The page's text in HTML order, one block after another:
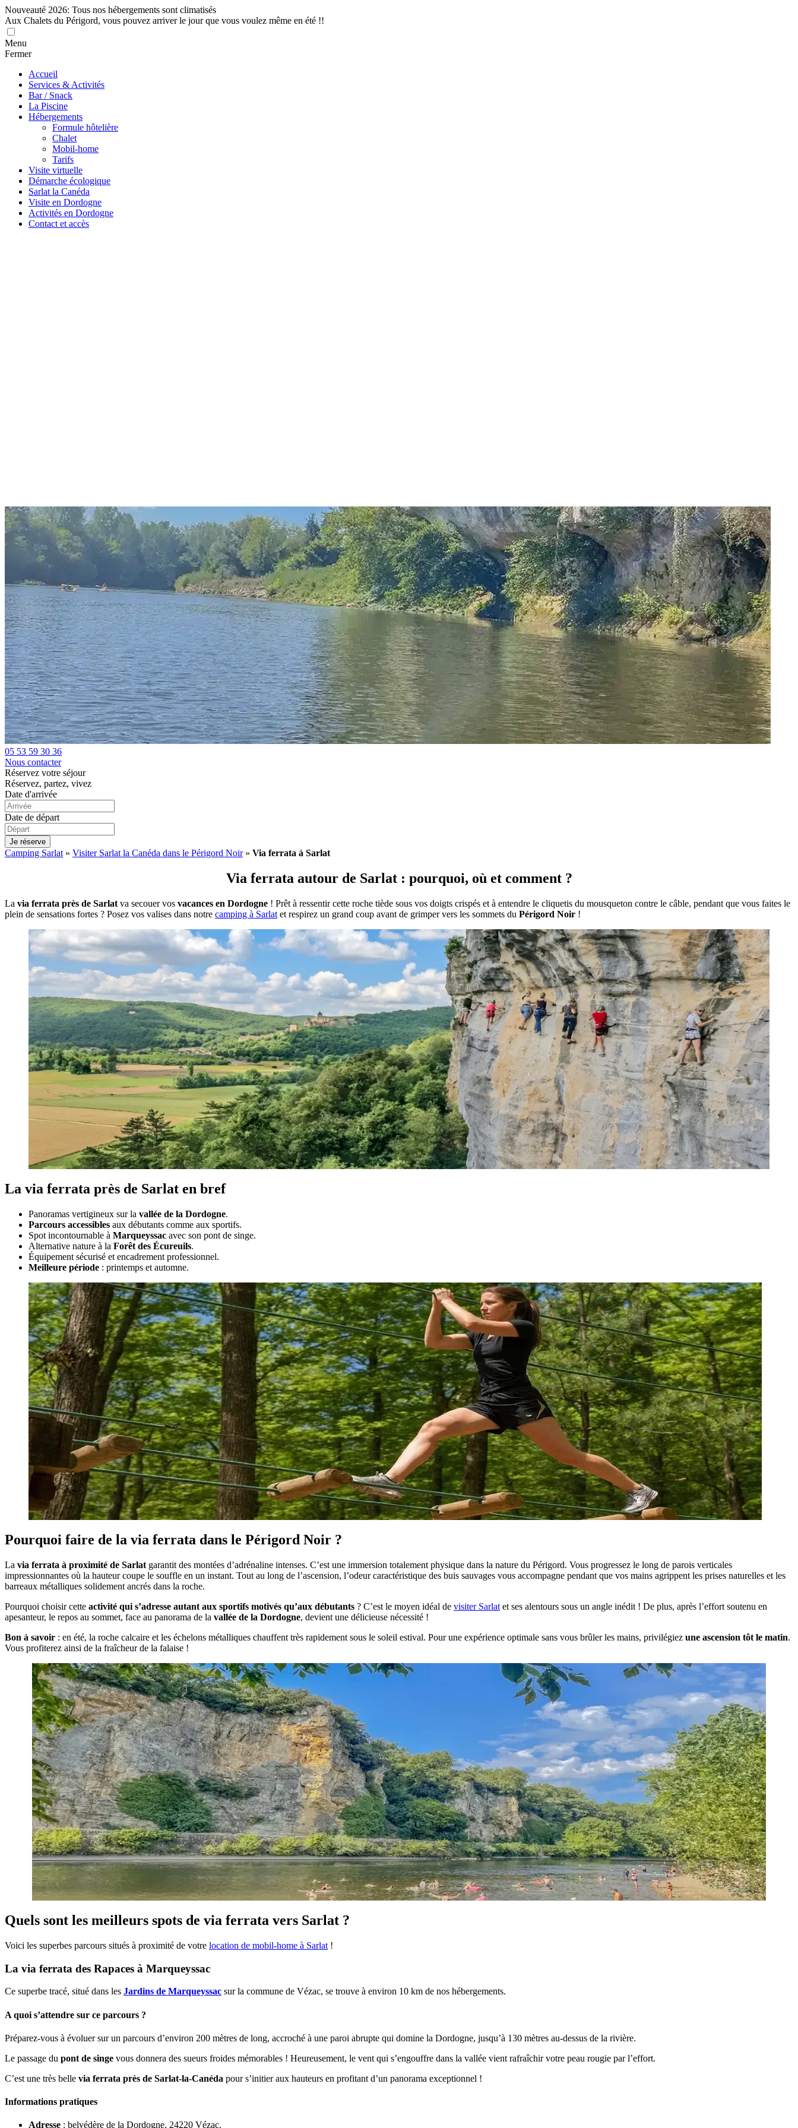
Nouveauté 2026: Tous nos hébergements sont climatisés
Aux Chalets du Périgord, vous pouvez arriver le jour que vous voulez même en été !!
Menu
Fermer
Accueil
Services & Activités
Bar / Snack
La Piscine
Hébergements
Formule hôtelière
Chalet
Mobil-home
Tarifs
Visite virtuelle
Démarche écologique
Sarlat la Canéda
Visite en Dordogne
Activités en Dordogne
Contact et accès
05 53 59 30 36
Nous contacter
Réservez votre séjour
Réservez, partez, vivez
Date d'arrivée
Date de départ
Je réserve
Camping Sarlat » Visiter Sarlat la Canéda dans le Périgord Noir» Via ferrata à Sarlat
Via ferrata autour de Sarlat : pourquoi, où et comment ?
La via ferrata près de Sarlat va secouer vos vacances en Dordogne ! Prêt à ressentir cette roche tiède sous vos doigts crispés et à entendre le cliquetis du mousqueton contre le câble, pendant que vous faites le
plein de sensations fortes ? Posez vos valises dans notre camping à Sarlat et respirez un grand coup avant de grimper vers les sommets du Périgord Noir !
La via ferrata près de Sarlat en bref
Panoramas vertigineux sur la vallée de la Dordogne.
Parcours accessibles aux débutants comme aux sportifs.
Spot incontournable à Marqueyssac avec son pont de singe.
Alternative nature à la Forêt des Écureuils.
Équipement sécurisé et encadrement professionnel.
Meilleure période : printemps et automne.
Pourquoi faire de la via ferrata dans le Périgord Noir ?
La via ferrata à proximité de Sarlat garantit des montées d’adrénaline intenses. C’est une immersion totalement physique dans la nature du Périgord. Vous progressez le long de parois verticales
impressionnantes où la hauteur coupe le souffle en un instant. Tout au long de l’ascension, l’odeur caractéristique des buis sauvages vous accompagne pendant que vos mains agrippent les prises naturelles et les
barreaux métalliques solidement ancrés dans la roche.
Pourquoi choisir cette activité qui s’adresse autant aux sportifs motivés qu’aux débutants ? C’est le moyen idéal de visiter Sarlat et ses alentours sous un angle inédit ! De plus, après l’effort soutenu en
apesanteur, le repos au sommet, face au panorama de la vallée de la Dordogne, devient une délicieuse nécessité !
Bon à savoir : en été, la roche calcaire et les échelons métalliques chauffent très rapidement sous le soleil estival. Pour une expérience optimale sans vous brûler les mains, privilégiez une ascension tôt le matin.
Vous profiterez ainsi de la fraîcheur de la falaise !
Quels sont les meilleurs spots de via ferrata vers Sarlat ?
Voici les superbes parcours situés à proximité de votre location de mobil-home à Sarlat !
La via ferrata des Rapaces à Marqueyssac
Ce superbe tracé, situé dans les Jardins de Marqueyssac sur la commune de Vézac, se trouve à environ 10 km de nos hébergements.
A quoi s’attendre sur ce parcours ?
Préparez-vous à évoluer sur un parcours d’environ 200 mètres de long, accroché à une paroi abrupte qui domine la Dordogne, jusqu’à 130 mètres au-dessus de la rivière.
Le passage du pont de singe vous donnera des sueurs froides mémorables ! Heureusement, le vent qui s’engouffre dans la vallée vient rafraîchir votre peau rougie par l’effort.
C’est une très belle via ferrata près de Sarlat-la-Canéda pour s’initier aux hauteurs en profitant d’un panorama exceptionnel !
Informations pratiques
Adresse : belvédère de la Dordogne, 24220 Vézac.